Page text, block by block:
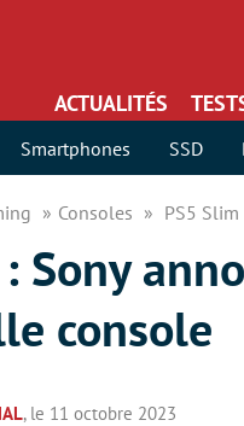
ACTUALITÉS
Smartphones SSD
Consoles PS5
Sony
console
, le 11 octobre 2023